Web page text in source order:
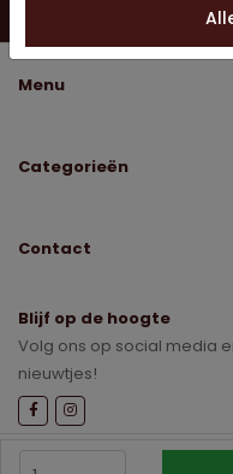
info@jobo-koffie.nl
Menu
Categorieën
Contact
Blijf op de hoogte
Volg ons op social media
nieuwtjes!
Sitemap